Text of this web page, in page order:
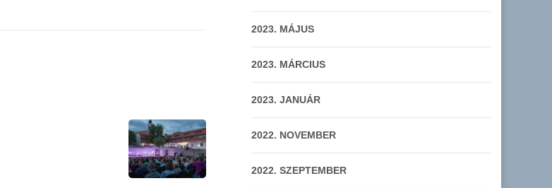
2023. MÁJUS
2023. MÁRCIUS
2023. JANUÁR
2022. NOVEMBER
2022. SZEPTEMBER